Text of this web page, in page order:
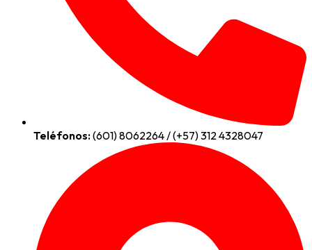
Teléfonos:(601) 8062264 / (+57) 312 4328047